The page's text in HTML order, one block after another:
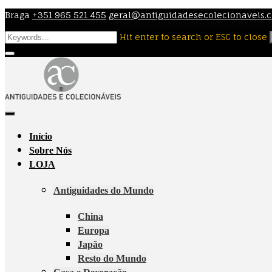
Skip
to
content
Braga +351 965 521 455
Hit enter to search or ESC to close
Início
Sobre Nós
LOJA
Antiguidades do Mundo
China
Europa
Japão
Resto do Mundo